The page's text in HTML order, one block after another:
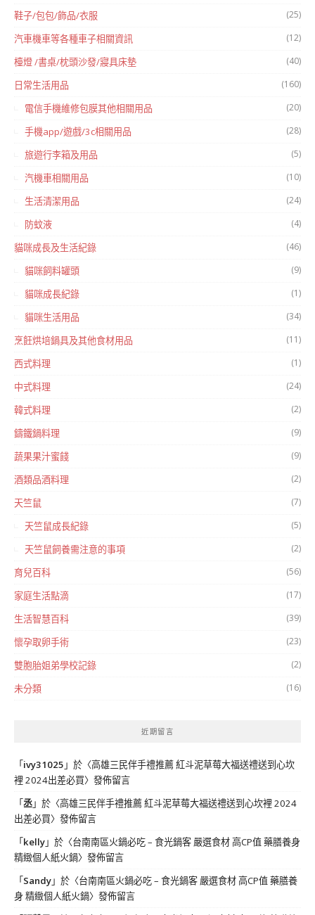
鞋子/包包/飾品/衣服 (25)
汽車機車等各種車子相關資訊 (12)
檯燈 /書桌/枕頭沙發/寢具床墊 (40)
日常生活用品 (160)
電信手機維修包膜其他相關用品 (20)
手機app/遊戲/3c相關用品 (28)
旅遊行李箱及用品 (5)
汽機車相關用品 (10)
生活清潔用品 (24)
防蚊液 (4)
貓咪成長及生活紀錄 (46)
貓咪飼料罐頭 (9)
貓咪成長紀錄 (1)
貓咪生活用品 (34)
烹飪烘培鍋具及其他食材用品 (11)
西式料理 (1)
中式料理 (24)
韓式料理 (2)
鑄鐵鍋料理 (9)
蔬果果汁蜜餞 (9)
酒類品酒料理 (2)
天竺鼠 (7)
天竺鼠成長紀錄 (5)
天竺鼠飼養需注意的事項 (2)
育兒百科 (56)
家庭生活點滴 (17)
生活智慧百科 (39)
懷孕取卵手術 (23)
雙胞胎姐弟學校記錄 (2)
未分類 (16)
近期留言
「ivy31025 」於〈高雄三民伴手禮推薦 紅斗泥草莓大福送禮送到心坎
裡 2024出差必買〉發佈留言
「丞」於〈高雄三民伴手禮推薦 紅斗泥草莓大福送禮送到心坎裡 2024
出差必買〉發佈留言
「kelly」於〈台南南區火鍋必吃 – 食光鍋客 嚴選食材 高CP值 藥膳養身
精緻個人紙火鍋〉發佈留言
「Sandy」於〈台南南區火鍋必吃 – 食光鍋客 嚴選食材 高CP值 藥膳養
身 精緻個人紙火鍋〉發佈留言